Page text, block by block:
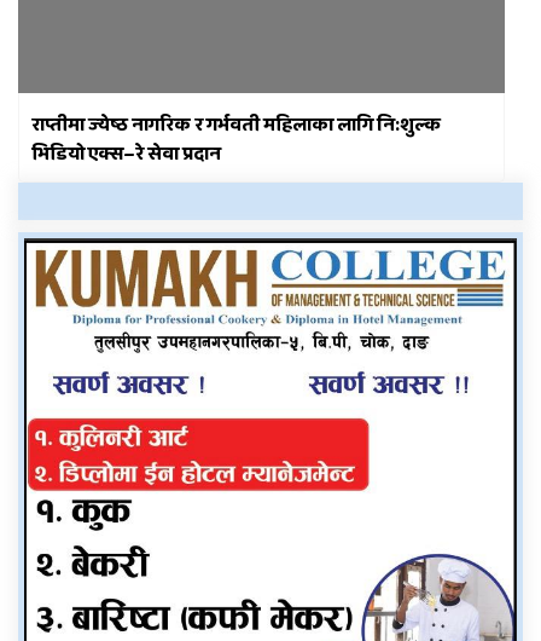
राप्तीमा ज्येष्ठ नागरिक र गर्भवती महिलाका लागि नि:शुल्क
भिडियो एक्स–रे सेवा प्रदान